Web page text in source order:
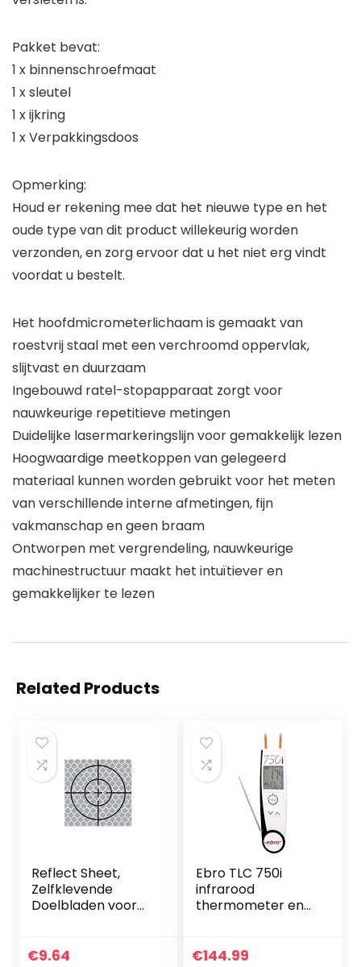
Pakket bevat:
1 x binnenschroefmaat
1 x sleutel
1 x ijkring
1 x Verpakkingsdoos
Opmerking:
Houd er rekening mee dat het nieuwe type en het
oude type van dit product willekeurig worden
verzonden, en zorg ervoor dat u het niet erg vindt
voordat u bestelt.
Het hoofdmicrometerlichaam is gemaakt van
roestvrij staal met een verchroomd oppervlak,
slijtvast en duurzaam
Ingebouwd ratel-stopapparaat zorgt voor
nauwkeurige repetitieve metingen
Duidelijke lasermarkeringslijn voor gemakkelijk lezen
Hoogwaardige meetkoppen van gelegeerd
materiaal kunnen worden gebruikt voor het meten
van verschillende interne afmetingen, fijn
vakmanschap en geen braam
Ontworpen met vergrendeling, nauwkeurige
machinestructuur maakt het intuïtiever en
gemakkelijker te lezen
Related Products
Reflect Sheet,
Zelfklevende
Doelbladen voor
(50x50mm)
€9.64
Ebro TLC 750i
infrarood
thermometer en
2:1-50 tot +250 °C
€144.99